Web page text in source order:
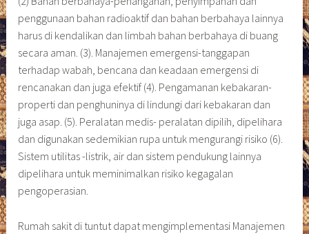
penggunaan bahan radioaktif dan bahan berbahaya lainnya
harus di kendalikan dan limbah bahan berbahaya di buang
secara aman. (3). Manajemen emergensi-tanggapan
terhadap wabah, bencana dan keadaan emergensi di
rencanakan dan juga efektif (4). Pengamanan kebakaran-
properti dan penghuninya di lindungi dari kebakaran dan
juga asap. (5). Peralatan medis- peralatan dipilih, dipelihara
dan digunakan sedemikian rupa untuk mengurangi risiko (6).
Sistem utilitas -listrik, air dan sistem pendukung lainnya
dipelihara untuk meminimalkan risiko kegagalan
pengoperasian.
Rumah sakit di tuntut dapat mengimplementasi Manajemen